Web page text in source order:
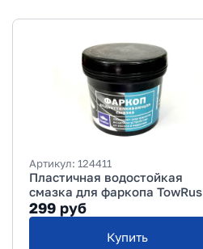
Артикул: 124411
Пластичная водостойкая
смазка для фаркопа TowRus
299 руб
Купить